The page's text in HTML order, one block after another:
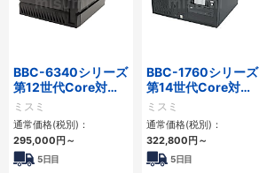
BBC-6340シリーズ
第12世代Core対応
小型フロアマウント
PC2PCI/2PCIe
ミスミ
通常価格(税別)：
295,000円～
5日目
BBC-1760シリーズ
第14世代Core対応
小型フロアマウント
3PCIe
ミスミ
通常価格(税別)：
322,800円～
5日目